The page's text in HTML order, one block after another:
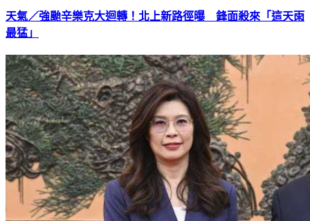
天氣／強颱辛樂克大迴轉！北上新路徑曝 鋒面殺來「這天雨
最猛」